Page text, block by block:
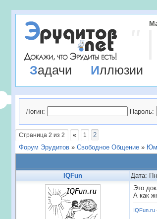
Задачи Иллюзии
Логин: Пароль:
Страница 2 из 2 « 1
2
Форум Эрудитов » Свободное Общение »
IQFun Дата:
Это
А как
IQFun.ru